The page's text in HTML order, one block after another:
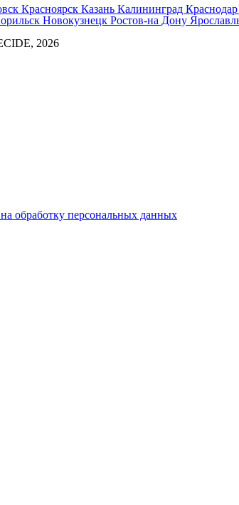
Красноярск Казань Калининград Краснодар
Новокузнецк Ростов-на Дону
2026
на обработку персональных данных